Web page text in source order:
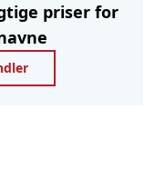
priser for